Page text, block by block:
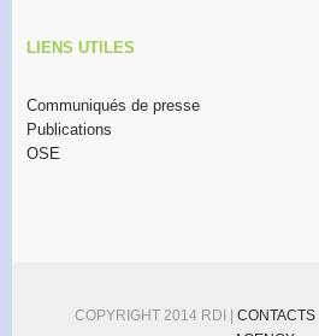
LIENS UTILES
Communiqués de presse
Publications
OSE
COPYRIGHT 2014 RDI | CONTACTS